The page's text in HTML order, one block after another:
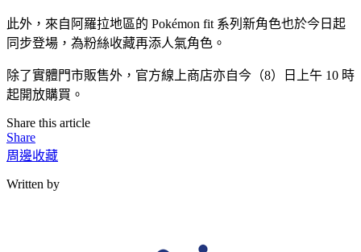
此外，來自阿羅拉地區的 Pokémon fit 系列新角色也於今日起
同步登場，為粉絲收藏再添人氣角色。
除了實體門市販售外，官方線上商店亦自今（8）日上午 10 時
起開放購買。
Share this article
Share
周邊收藏
Written by